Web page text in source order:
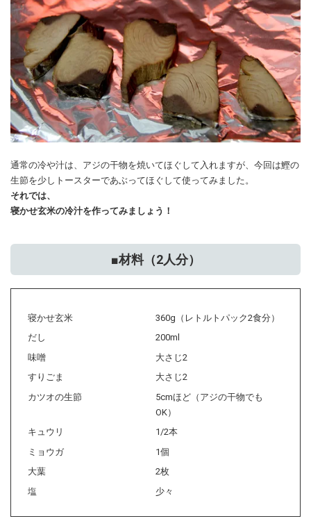
通常の冷や汁は、アジの干物を焼いてほぐして入れますが、今回は鰹の
生節を少しトースターであぶってほぐして使ってみました。
それでは、
寝かせ玄米の冷汁を作ってみましょう！
■材料（2人分）
寝かせ玄米
360g（レトルトパック2食分）
だし
200ml
味噌
大さじ2
すりごま
大さじ2
カツオの生節
5cmほど（アジの干物でも
OK）
キュウリ
1/2本
ミョウガ
1個
大葉
2枚
塩
少々